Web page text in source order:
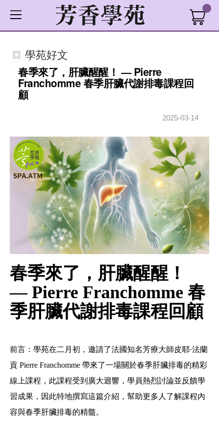
學苑好文
春季來了，肝臟醒醒！ — Pierre
Franchomme 春季肝臟代謝排毒課程回
顧
2025-03-14
春季來了，肝臟醒醒！
— Pierre Franchomme 春
季肝臟代謝排毒課程回顧
前言：學苑在二月初，邀請了法國知名芳療大師皮耶·法蘭
貢 Pierre Franchomme 帶來了一場關於春季肝臟排毒的精彩
線上課程，此課程受到廣大迴響，學員熱烈討論並反饋學
習成果，因此特地撰寫這篇介紹，幫助更多人了解課程內
容與春季肝臟排毒的精髓。